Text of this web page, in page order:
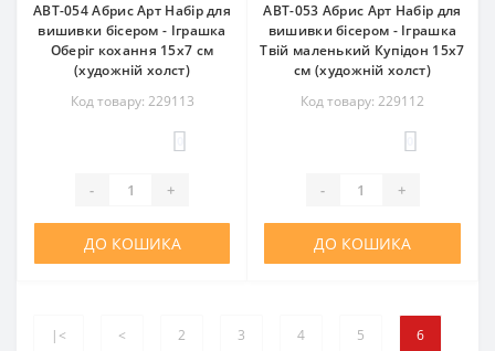
ABT-054 Абрис Арт Набір для
вишивки бісером - Іграшка
Оберіг кохання 15x7 см
(художній холст)
Код товару: 229113
- +
ДО КОШИКА
ABT-053 Абрис Арт Набір для
вишивки бісером - Іграшка
Твій маленький Купідон 15x7
см (художній холст)
Код товару: 229112
- +
ДО КОШИКА
|< < 2 3 4 5 6